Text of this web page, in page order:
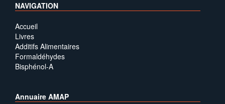
NAVIGATION
Accueil
Livres
Additifs Alimentaires
Formaldéhydes
Bisphénol-A
Annuaire AMAP